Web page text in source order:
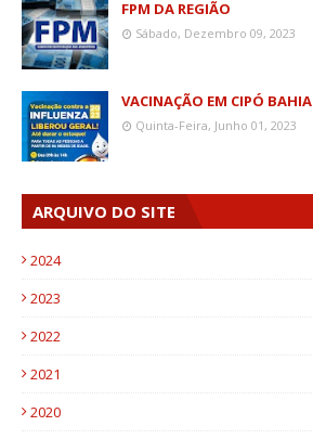
FPM DA REGIÃO
Sábado, Dezembro 09, 2023
VACINAÇÃO EM CIPÓ BAHIA
Quinta-Feira, Junho 01, 2023
ARQUIVO DO SITE
2024
2023
2022
2021
2020